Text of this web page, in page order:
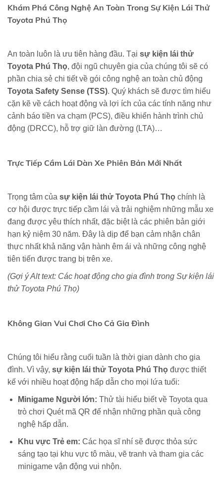
Khám Phá Công Nghệ An Toàn Trong Sự Kiện Lái Thử
Toyota Phú Thọ
An toàn luôn là ưu tiên hàng đầu. Tại sự kiện lái thử
Toyota Phú Thọ, đội ngũ chuyên gia của chúng tôi sẽ có
phần chia sẻ chi tiết về gói công nghệ an toàn chủ động
Toyota Safety Sense (TSS). Quý khách sẽ được tìm hiểu
cặn kẽ về cách hoạt động và lợi ích của các tính năng như
cảnh báo tiền va chạm (PCS), điều khiển hành trình chủ
động (DRCC), hỗ trợ giữ làn đường (LTA)…
Trực Tiếp Cầm Lái Dàn Xe Phiên Bản Mới Nhất
Trọng tâm của sự kiện lái thử Toyota Phú Thọ chính là
cơ hội được trực tiếp cầm lái và trải nghiệm những mẫu xe
đang được yêu thích nhất, đặc biệt là các phiên bản giới
hạn kỷ niệm 30 năm. Đây là dịp để bạn cảm nhận chân
thực nhất khả năng vận hành êm ái và những công nghệ
tiên tiến được trang bị trên xe.
(Gợi ý Alt text: Các hoạt động cho gia đình trong Sự kiện lái
thử Toyota Phú Thọ)
Không Gian Vui Chơi Cho Cả Gia Đình
Chúng tôi hiểu rằng cuối tuần là thời gian dành cho gia
đình. Vì vậy, sự kiện lái thử Toyota Phú Thọ được thiết
kế với nhiều hoạt động hấp dẫn cho mọi lứa tuổi:
Minigame Người lớn: Thử tài hiểu biết về Toyota qua
trò chơi Quét mã QR để nhận những phần quà công
nghệ hấp dẫn.
Khu vực Trẻ em: Các họa sĩ nhí sẽ được thỏa sức
sáng tạo tại khu vực tô màu, vẽ tranh và tham gia các
minigame vận động vui nhộn.